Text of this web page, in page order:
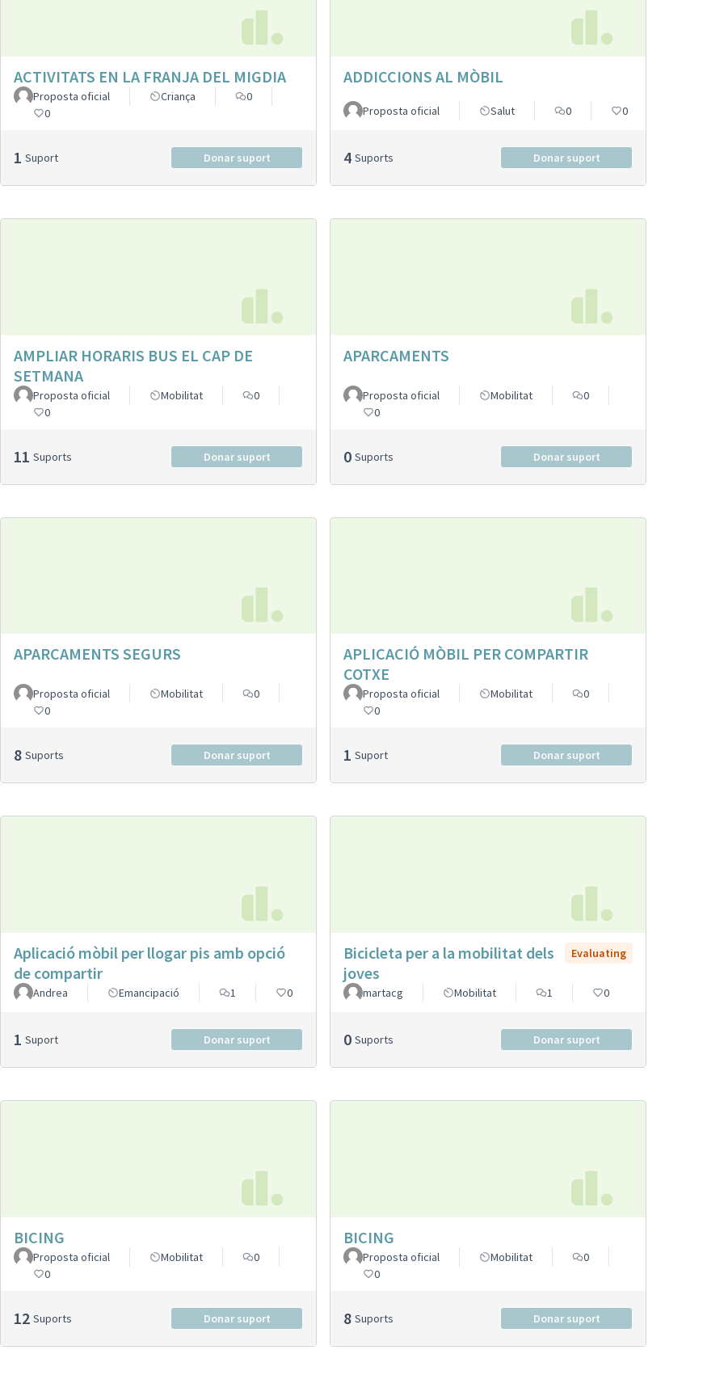
ACTIVITATS EN LA FRANJA DEL MIGDIA
Proposta oficial Criança
0
0
1 Suport Donar suport
ADDICCIONS AL MÒBIL
Proposta oficial Salut 0 0
4 Suports Donar suport
AMPLIAR HORARIS BUS EL CAP DE
SETMANA
Proposta oficial Mobilitat
0
0
11 Suports Donar suport
APARCAMENTS
Proposta oficial Mobilitat
0
0
0 Suports Donar suport
APARCAMENTS SEGURS
Proposta oficial Mobilitat
0
0
8 Suports Donar suport
APLICACIÓ MÒBIL PER COMPARTIR
COTXE
Proposta oficial Mobilitat
0
0
1 Suport Donar suport
Aplicació mòbil per llogar pis amb opció
de compartir
Andrea Emancipació 1 0
1 Suport Donar suport
Bicicleta per a la mobilitat dels
joves
Evaluating
martacg Mobilitat 1 0
0 Suports Donar suport
BICING
Proposta oficial Mobilitat
0
0
12 Suports Donar suport
BICING
Proposta oficial Mobilitat
0
0
8 Suports Donar suport